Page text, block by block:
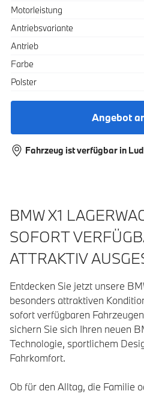
Motorleistung
Antriebsvariante
Antrieb
Farbe
Polster
Angebot
Fahrzeug ist verfügbar in
BMW X1
SOFORT
ATTRAKTIV
Entdecken Sie jetzt unsere
besonders attraktiven
sofort verfügbaren
sichern Sie sich Ihren neuen
Technologie, sportlichem
Fahrkomfort.
Ob für den Alltag, die Familie